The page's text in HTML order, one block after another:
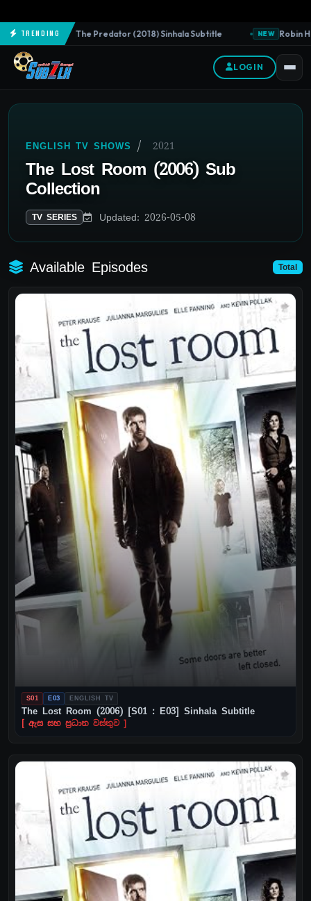
Trending
NEW The Predator (2018) Sinhala Subtitle NEW Robin
LOGIN
ENGLISH TV SHOWS / 2021
The Lost Room (2006) Sub
Collection
TV SERIES Updated: 2026-05-08
Available Episodes Total
S01 E03 ENGLISH TV
The Lost Room (2006) [S01 : E03] Sinhala Subtitle
[ ඇස සහ ප්‍රධාන වස්තුව ]